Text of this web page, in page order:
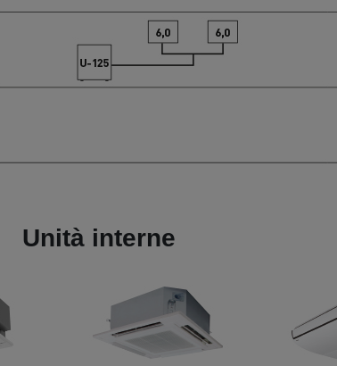
Unità interne